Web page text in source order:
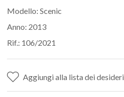
Modello: Scenic
Anno: 2013
Rif.: 106/2021
Aggiungi alla lista dei desideri